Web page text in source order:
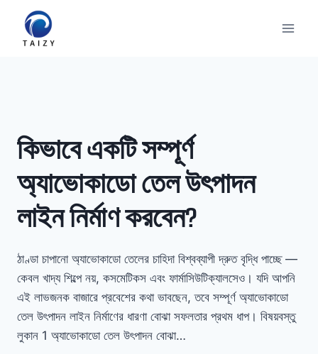
content
কিভাবে একটি সম্পূর্ণ
অ্যাভোকাডো তেল উৎপাদন
লাইন নির্মাণ করবেন?
ঠাণ্ডা চাপানো অ্যাভোকাডো তেলের চাহিদা বিশ্বব্যাপী দ্রুত বৃদ্ধি পাচ্ছে —
কেবল খাদ্য শিল্পে নয়, কসমেটিকস এবং ফার্মাসিউটিক্যালসেও। যদি আপনি
এই লাভজনক বাজারে প্রবেশের কথা ভাবছেন, তবে সম্পূর্ণ অ্যাভোকাডো
তেল উৎপাদন লাইন নির্মাণের ধারণা বোঝা সফলতার প্রথম ধাপ। বিষয়বস্তু
লুকান 1 অ্যাভোকাডো তেল উৎপাদন বোঝা…